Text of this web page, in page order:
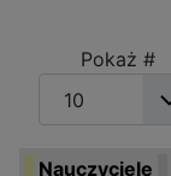
Pokaż #
Nauczyciele